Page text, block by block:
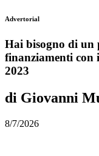
Advertorial
Hai bisogno di un
finanziamenti con i
2023
di Giovanni
8/7/2026